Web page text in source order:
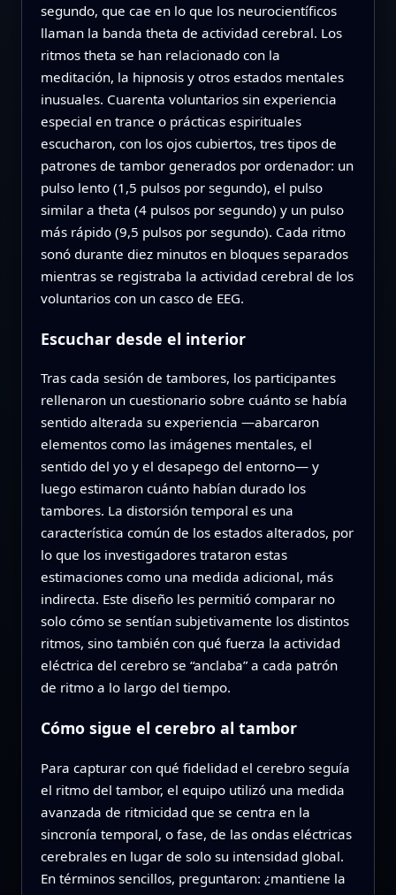
segundo, que cae en lo que los neurocientíficos
llaman la banda theta de actividad cerebral. Los
ritmos theta se han relacionado con la
meditación, la hipnosis y otros estados mentales
inusuales. Cuarenta voluntarios sin experiencia
especial en trance o prácticas espirituales
escucharon, con los ojos cubiertos, tres tipos de
patrones de tambor generados por ordenador: un
pulso lento (1,5 pulsos por segundo), el pulso
similar a theta (4 pulsos por segundo) y un pulso
más rápido (9,5 pulsos por segundo). Cada ritmo
sonó durante diez minutos en bloques separados
mientras se registraba la actividad cerebral de los
voluntarios con un casco de EEG.
Escuchar desde el interior
Tras cada sesión de tambores, los participantes
rellenaron un cuestionario sobre cuánto se había
sentido alterada su experiencia —abarcaron
elementos como las imágenes mentales, el
sentido del yo y el desapego del entorno— y
luego estimaron cuánto habían durado los
tambores. La distorsión temporal es una
característica común de los estados alterados, por
lo que los investigadores trataron estas
estimaciones como una medida adicional, más
indirecta. Este diseño les permitió comparar no
solo cómo se sentían subjetivamente los distintos
ritmos, sino también con qué fuerza la actividad
eléctrica del cerebro se “anclaba” a cada patrón
de ritmo a lo largo del tiempo.
Cómo sigue el cerebro al tambor
Para capturar con qué fidelidad el cerebro seguía
el ritmo del tambor, el equipo utilizó una medida
avanzada de ritmicidad que se centra en la
sincronía temporal, o fase, de las ondas eléctricas
cerebrales en lugar de solo su intensidad global.
En términos sencillos, preguntaron: ¿mantiene la